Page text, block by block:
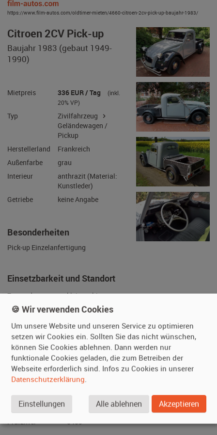
https://www.film-autos.com/oldtimer-mieten/4660-citroen-2cv-pick-up-baujahr-1983/
Citroen 2CV Pick-up
Baujahr 1983 (gebaut 1949-
1990)
336 EUR / Tag
20% VP)
Zivilfahrzeug
Geländewagen /
Pickup
Herstellerland
Frankreich
Außenfarbe
grau
Interieur
anthrazit (Material:
Kunstleder)
Pick-up Einzelanfertigung
Einsetzbarkeit und Standort
Zustand
kleinere bis
mittlere
Gebrauchsspuren
Fahrbereit
ja
Daueranmeldung
ja
Standort
Niedersachsen
(Deutschland)
Nutzung
Der Darsteller
🍪 Wir verwenden Cookies
Um unsere Website und unseren Service zu optimieren
setzen wir Cookies ein. Sollten Sie das nicht wünschen,
können Sie Cookies ablehnen. Dann werden nur
funktionale Cookies geladen, die zum Betreiben der
Webseite erforderlich sind. Infos zu Cookies in unserer
Datenschutzerklärung.
Einstellungen Alle ablehnen Akzeptieren